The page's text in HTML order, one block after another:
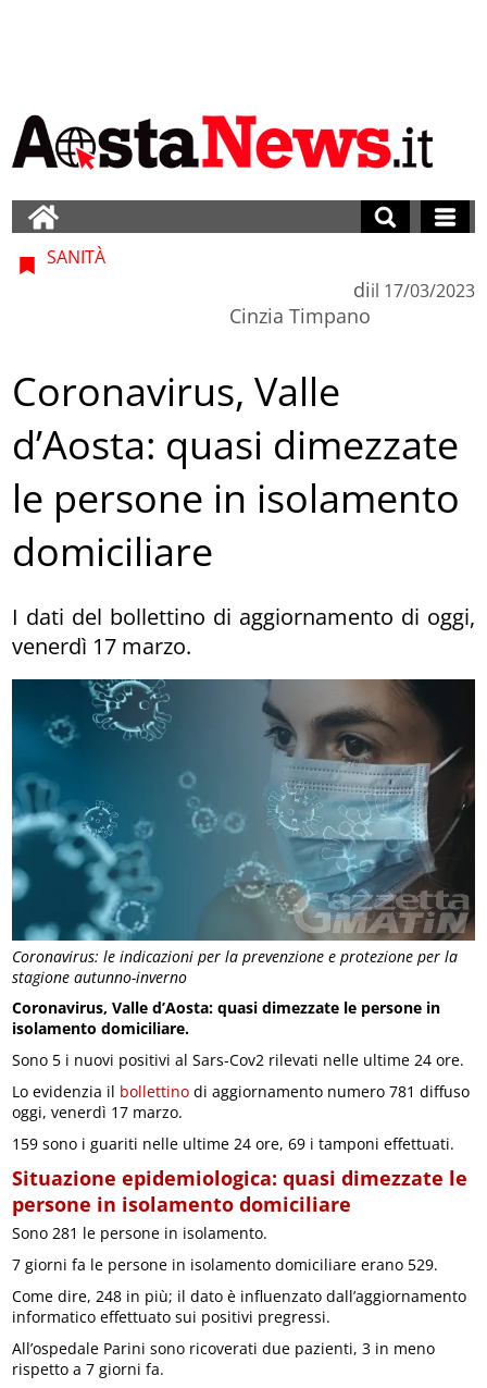
Coronavirus: le indicazioni per la prevenzione e protezione per la
stagione autunno-inverno
SANITÀ
di
Cinzia Timpano
il 17/03/2023
Coronavirus, Valle
d’Aosta: quasi dimezzate
le persone in isolamento
domiciliare
I dati del bollettino di aggiornamento di oggi,
venerdì 17 marzo.
Coronavirus, Valle d’Aosta: quasi dimezzate le persone in
isolamento domiciliare.
Sono 5 i nuovi positivi al Sars-Cov2 rilevati nelle ultime 24 ore.
Lo evidenzia il bollettino di aggiornamento numero 781 diffuso
oggi, venerdì 17 marzo.
159 sono i guariti nelle ultime 24 ore, 69 i tamponi effettuati.
Situazione epidemiologica: quasi dimezzate le
persone in isolamento domiciliare
Sono 281 le persone in isolamento.
7 giorni fa le persone in isolamento domiciliare erano 529.
Come dire, 248 in più; il dato è influenzato dall’aggiornamento
informatico effettuato sui positivi pregressi.
All’ospedale Parini sono ricoverati due pazienti, 3 in meno
rispetto a 7 giorni fa.